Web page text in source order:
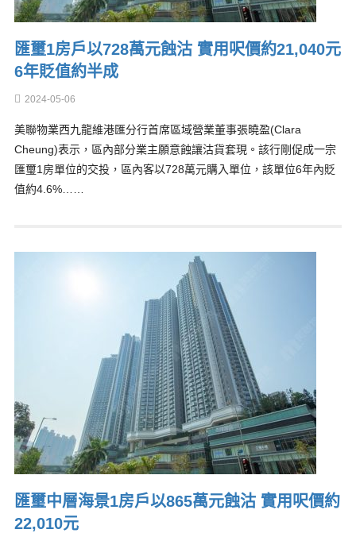
匯璽1房戶以728萬元蝕沽 實用呎價約21,040元
6年貶值約半成
2024-05-06
美聯物業西九龍維港匯分行首席區域營業董事張曉盈(Clara
Cheung)表示，區內部分業主願意蝕讓沽貨套現。該行剛促成一宗
匯璽1房單位的交投，區內客以728萬元購入單位，該單位6年內貶
值約4.6%……
匯璽中層海景1房戶以865萬元蝕沽 實用呎價約
22,010元